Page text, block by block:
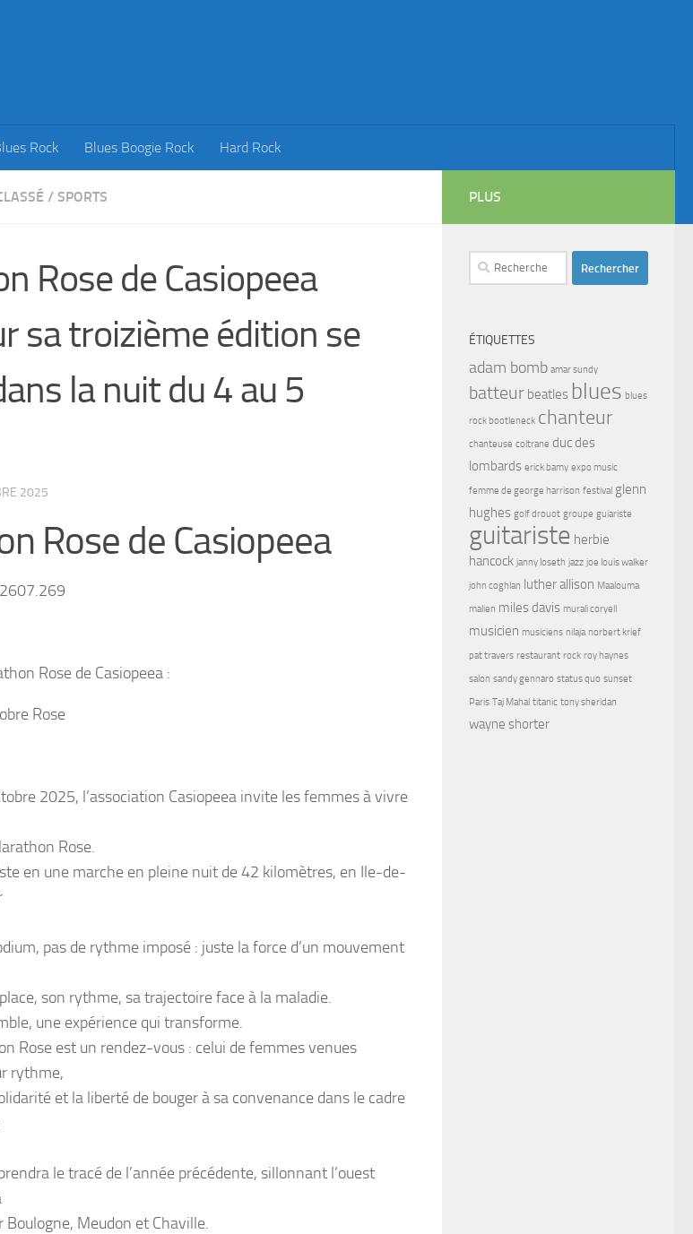
Rock Blues Boogie Rock Hard Rock
/ SPORTS
Rose de Casiopeea
sa troizième édition se
la nuit du 4 au 5
2025
Rose de Casiopeea
Rose de Casiopeea :
Rose
2025, l’association Casiopeea invite les femmes à vivre
Rose.
en une marche en pleine nuit de 42 kilomètres, en Ile-de-
pas de rythme imposé : juste la force d’un mouvement
son rythme, sa trajectoire face à la maladie.
une expérience qui transforme.
Rose est un rendez-vous : celui de femmes venues
rythme,
et la liberté de bouger à sa convenance dans le cadre
le tracé de l’année précédente, sillonnant l’ouest
Boulogne, Meudon et Chaville.
PLUS
Rechercher :
ÉTIQUETTES
adam bomb amar sundy
batteur beatles blues blues
rock bootleneck chanteur
chanteuse coltrane duc des
lombards erick bamy expo music
femme de george harrison festival glenn
hughes golf drouot groupe guiariste
guitariste herbie
hancock janny loseth jazz joe louis walker
john coghlan luther allison Maalouma
malien miles davis murali coryell
musicien musiciens nilaja norbert krief
pat travers restaurant rock roy haynes
salon sandy gennaro status quo sunset
Paris Taj Mahal titanic tony sheridan
wayne shorter